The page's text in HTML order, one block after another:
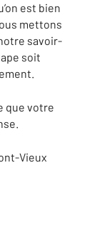
est bien
mettons
savoir-
soit
que votre
Vieux